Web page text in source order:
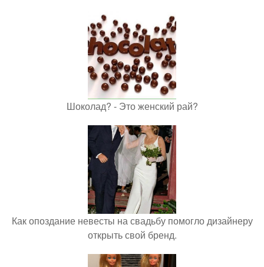
Шоколад? - Это женский рай?
Как опоздание невесты на свадьбу помогло дизайнеру
открыть свой бренд.